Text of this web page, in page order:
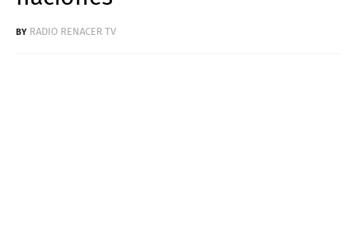
RADIO RENACER TV